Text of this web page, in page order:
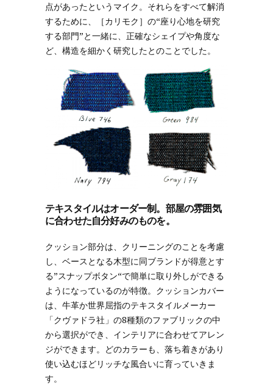
点があったというマイク。それらをすべて解消
するために、［カリモク］の“座り心地を研究
する部門”と一緒に、正確なシェイプや角度な
ど、構造を細かく研究したとのことでした。
テキスタイルはオーダー制。部屋の雰囲気
に合わせた自分好みのものを。
クッション部分は、クリーニングのことを考慮
し、ベースとなる木型に同ブランドが得意とす
る”スナップボタン“で簡単に取り外しができる
ようになっているのが特徴。クッションカバー
は、牛革か世界屈指のテキスタイルメーカー
「クヴァドラ社」の8種類のファブリックの中
から選択ができ、インテリアに合わせてアレン
ジができます。どのカラーも、落ち着きがあり
使い込むほどリッチな風合いに育っていきま
す。